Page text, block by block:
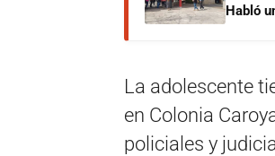
Habló
La adolescente
en Colonia
policiales y